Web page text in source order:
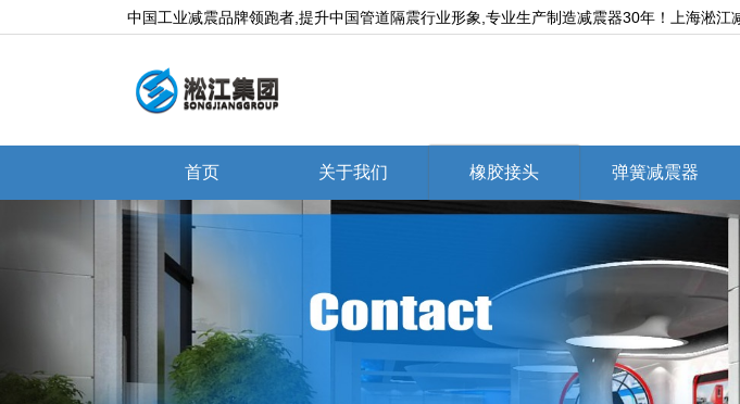
中国工业减震品牌领跑者,提升中国管道隔震行业形象,专业生产制造减震器30年！上海淞江
首页 关于我们 橡胶接头 弹簧减震器